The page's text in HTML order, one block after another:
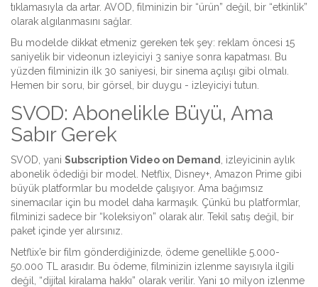
tıklamasıyla da artar. AVOD, filminizin bir “ürün” değil, bir “etkinlik”
olarak algılanmasını sağlar.
Bu modelde dikkat etmeniz gereken tek şey: reklam öncesi 15
saniyelik bir videonun izleyiciyi 3 saniye sonra kapatması. Bu
yüzden filminizin ilk 30 saniyesi, bir sinema açılışı gibi olmalı.
Hemen bir soru, bir görsel, bir duygu - izleyiciyi tutun.
SVOD: Abonelikle Büyü, Ama
Sabır Gerek
SVOD, yani Subscription Video on Demand
, izleyicinin aylık
abonelik ödediği bir model. Netflix, Disney+, Amazon Prime gibi
büyük platformlar bu modelde çalışıyor. Ama bağımsız
sinemacılar için bu model daha karmaşık. Çünkü bu platformlar,
filminizi sadece bir “koleksiyon” olarak alır. Tekil satış değil, bir
paket içinde yer alırsınız.
Netflix’e bir film gönderdiğinizde, ödeme genellikle 5.000-
50.000 TL arasıdır. Bu ödeme, filminizin izlenme sayısıyla ilgili
değil, “dijital kiralama hakkı” olarak verilir. Yani 10 milyon izlenme